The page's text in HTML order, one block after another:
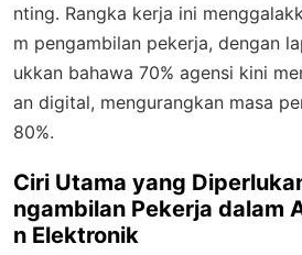
nting. Rangka kerja ini
m pengambilan pekerja, dengan
ukkan bahawa 70% agensi kini
an digital, mengurangkan masa
80%.
Ciri Utama yang
ngambilan Pekerja dalam
n Elektronik